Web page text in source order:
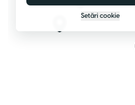
Setări cookie